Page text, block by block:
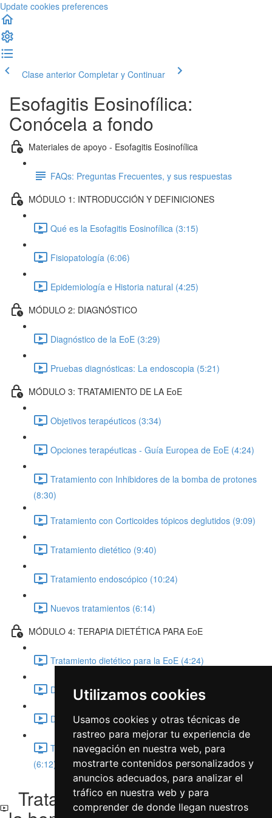
Utilizamos cookies
Usamos cookies y otras técnicas de
rastreo para mejorar tu experiencia de
navegación en nuestra web, para
mostrarte contenidos personalizados y
anuncios adecuados, para analizar el
tráfico en nuestra web y para
comprender de donde llegan nuestros
Update cookies preferences
Clase anterior Completar y Continuar
Esofagitis Eosinofílica:
Conócela a fondo
Materiales de apoyo - Esofagitis Eosinofílica
FAQs: Preguntas Frecuentes, y sus respuestas
MÓDULO 1: INTRODUCCIÓN Y DEFINICIONES
Qué es la Esofagitis Eosinofílica (3:15)
Fisiopatología (6:06)
Epidemiología e Historia natural (4:25)
MÓDULO 2: DIAGNÓSTICO
Diagnóstico de la EoE (3:29)
Pruebas diagnósticas: La endoscopia (5:21)
MÓDULO 3: TRATAMIENTO DE LA EoE
Objetivos terapéuticos (3:34)
Opciones terapéuticas - Guía Europea de EoE (4:24)
Tratamiento con Inhibidores de la bomba de protones
(8:30)
Tratamiento con Corticoides tópicos deglutidos (9:09)
Tratamiento dietético (9:40)
Tratamiento endoscópico (10:24)
Nuevos tratamientos (6:14)
MÓDULO 4: TERAPIA DIETÉTICA PARA EoE
Tratamiento dietético para la EoE (4:24)
Dieta de eliminación empírica (8:26)
Dieta sin alérgenos (5:55)
Tengamos esto en cuenta: Aspectos nutricionales
(6:12)
Tratamiento con Inhibidores de